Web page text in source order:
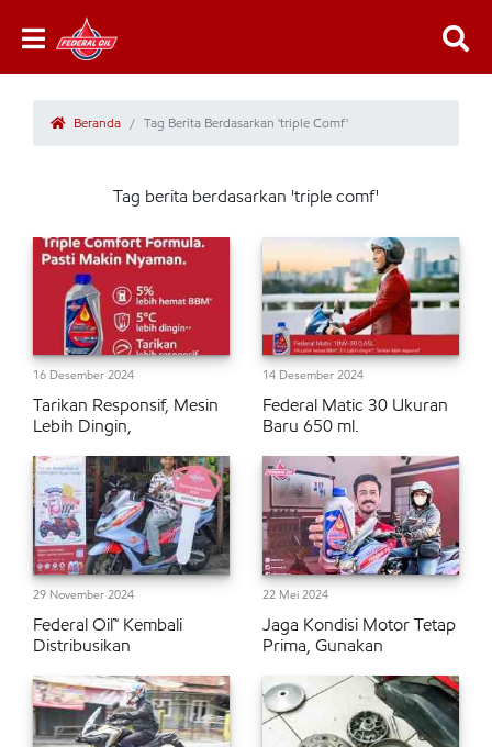
Beranda Tag Berita Berdasarkan 'triple Comf'
Tag berita berdasarkan 'triple comf'
16 Desember 2024
Tarikan Responsif, Mesin
Lebih Dingin,
14 Desember 2024
Federal Matic 30 Ukuran
Baru 650 ml.
29 November 2024
Federal Oil™ Kembali
Distribusikan
22 Mei 2024
Jaga Kondisi Motor Tetap
Prima, Gunakan